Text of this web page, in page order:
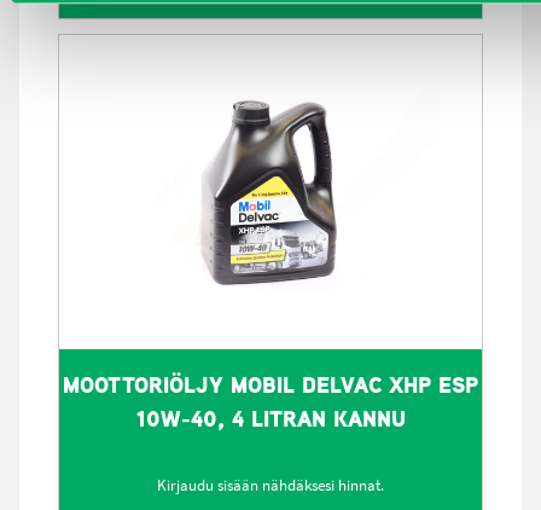
MOOTTORIÖLJY MOBIL DELVAC XHP ESP
10W-40, 4 LITRAN KANNU
Kirjaudu sisään nähdäksesi hinnat.